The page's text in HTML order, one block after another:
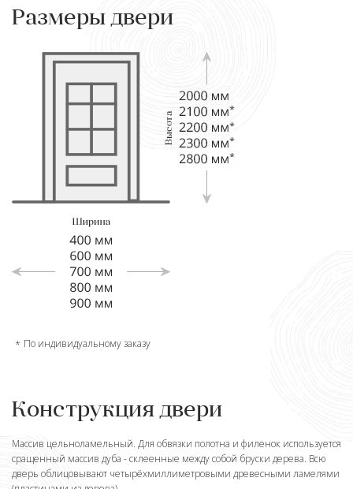
Размеры двери
По индивидуальному заказу
Конструкция двери
Массив цельноламельный. Для обвязки полотна и филенок используется
сращенный массив дуба - склеенные между собой бруски дерева. Всю
дверь облицовывают четырёхмиллиметровыми древесными ламелями